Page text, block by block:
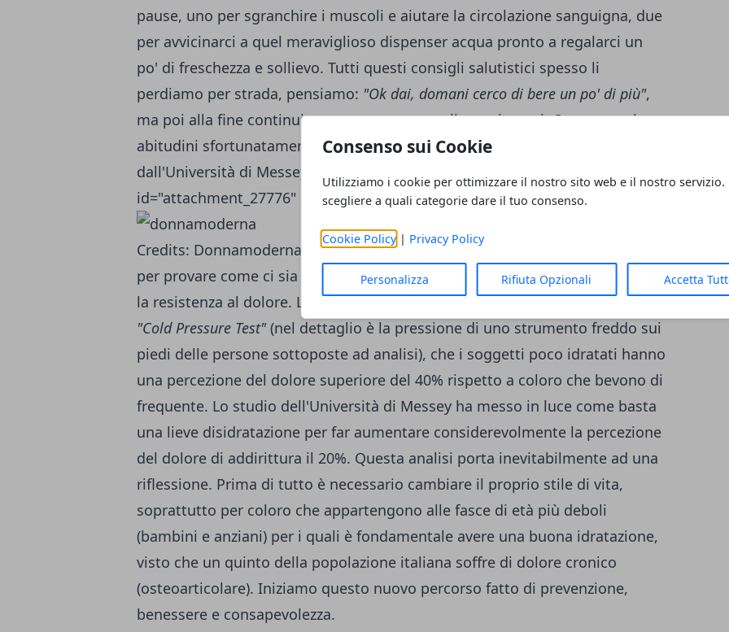
Consenso sui Cookie
Utilizziamo i cookie per ottimizzare il nostro sito web e il nostro servizio.
scegliere a quali categorie dare il tuo consenso.
Cookie Policy| Privacy Policy
Personalizza Rifiuta Opzionali Accetta
pause, uno per sgranchire i muscoli e aiutare la circolazione sanguigna, due
per avvicinarci a quel meraviglioso dispenser acqua pronto a regalarci un
po' di freschezza e sollievo. Tutti questi consigli salutistici spesso li
perdiamo per strada, pensiamo: "Ok dai, domani cerco di bere un po' di più",
ma poi alla fine continuiamo a commettere gli stessi errori. Queste cattive
abitudini sfortunatamente hanno delle conseguenze, e la ricerca realizzata
dall'Università di Messey in Nuova Zelanda lo ha dimostrato. [caption
id="attachment_27776" align="aligncenter" width="633"]
Credits: Donnamoderna.com[/caption] L'Università ha realizzato un'indagine
per provare come ci sia un'effettiva correlazione tra il livello di idratazione e
la resistenza al dolore. La ricerca ha dimostrato attraverso dei test chiamati
"Cold Pressure Test"(nel dettaglio è la pressione di uno strumento freddo sui
piedi delle persone sottoposte ad analisi), che i soggetti poco idratati hanno
una percezione del dolore superiore del 40% rispetto a coloro che bevono di
frequente. Lo studio dell'Università di Messey ha messo in luce come basta
una lieve disidratazione per far aumentare considerevolmente la percezione
del dolore di addirittura il 20%. Questa analisi porta inevitabilmente ad una
riflessione. Prima di tutto è necessario cambiare il proprio stile di vita,
soprattutto per coloro che appartengono alle fasce di età più deboli
(bambini e anziani) per i quali è fondamentale avere una buona idratazione,
visto che un quinto della popolazione italiana soffre di dolore cronico
(osteoarticolare). Iniziamo questo nuovo percorso fatto di prevenzione,
benessere e consapevolezza.